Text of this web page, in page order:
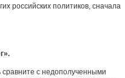
российских политиков, сначала
с недополученными